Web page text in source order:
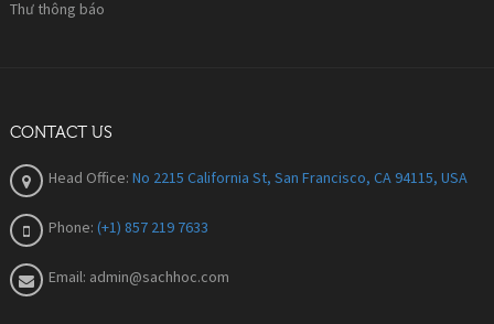
Thư thông báo
CONTACT US
Head Office: No 2215 California St, San Francisco, CA 94115, USA
Phone: (+1) 857 219 7633
Email: admin@sachhoc.com